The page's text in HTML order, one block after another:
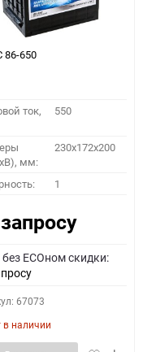
86-650
ток,
550
мм:
230x172x200
1
ECOном скидки:
67073
в наличии